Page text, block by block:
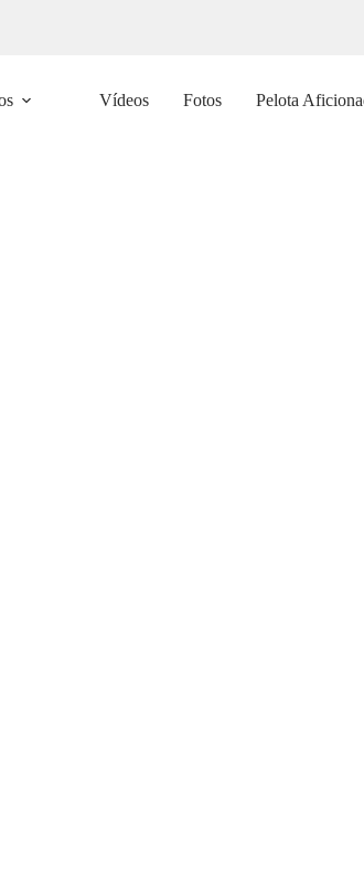
Vídeos Fotos Pelota